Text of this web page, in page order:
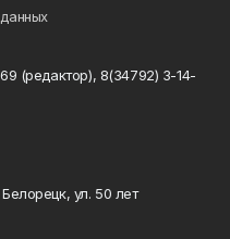
(редактор), 8(34792) 3-14-
ул. 50 лет